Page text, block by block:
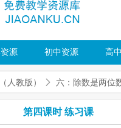
源 初中资源 高
人教版） 六：除数是两位
第四课时 练习课